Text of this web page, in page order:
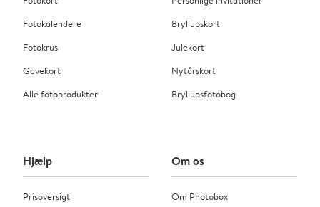
Fotokalendere
Fotokrus
Gavekort
Alle fotoprodukter
Bryllupskort
Julekort
Nytårskort
Bryllupsfotobog
Hjælp
Prisoversigt
Om os
Om Photobox